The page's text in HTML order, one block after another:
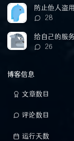
数：
防止他人盗
评
数：
28
给自己的服
评
26
博客信息
文章数目
评论数目
运行天数